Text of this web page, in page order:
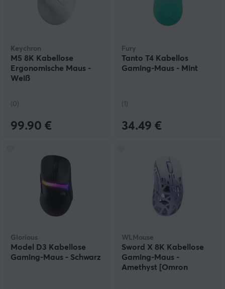
Keychron
M5 8K Kabellose
Ergonomische Maus -
Weiß
(0)
99.90 €
Fury
Tanto T4 Kabellos
Gaming-Maus - Mint
(1)
34.49 €
Glorious
Model D3 Kabellose
Gaming-Maus - Schwarz
WLMouse
Sword X 8K Kabellose
Gaming-Maus -
Amethyst [Omron